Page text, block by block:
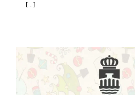
[…]